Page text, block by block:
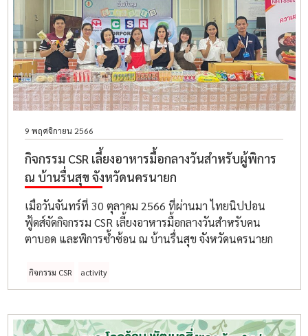
9 พฤศจิกายน 2566
กิจกรรม CSR เลี้ยงอาหารมื้อกลางวันสำหรับผู้พิการ
ณ บ้านรื่นสุข จังหวัดนครนายก
เมื่อวันจันทร์ที่ 30 ตุลาคม 2566 ที่ผ่านมา ไทยนิปปอน
ฟู้ดส์จัดกิจกรรม CSR เลี้ยงอาหารมื้อกลางวันสำหรับคน
ตาบอด และพิการซ้ำซ้อน ณ บ้านรื่นสุข จังหวัดนครนายก
กิจกรรม CSR activity